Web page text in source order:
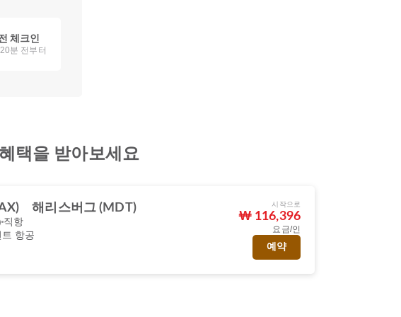
체크인
분 전부터
택을 받아보세요
해리스버그 (MDT)
직항
항공
시작으로
₩ 116,396
요금/인
예약